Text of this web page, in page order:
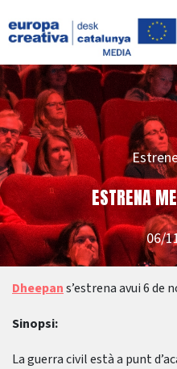
ESTRENA
06/
Dheepans’estrena avui 6 de
Sinopsi:
La guerra civil està a punt